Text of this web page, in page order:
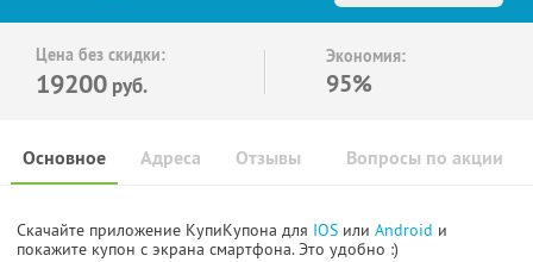
Цена без скидки:
19200 руб.
Экономия:
95%
Основное Отзывы Вопросы по акции
Адреса
Скачайте приложение КупиКупона для IOS или Android и
покажите купон с экрана смартфона. Это удобно :)